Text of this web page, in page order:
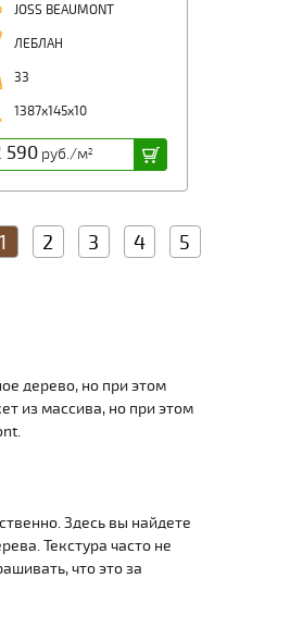
JOSS BEAUMONT
ЛЕБЛАН
33
1387x145x10
590руб./м2
1 2 3 4 5
дерево, но при этом
из массива, но при этом
Здесь вы найдете
Текстура часто не
что это за